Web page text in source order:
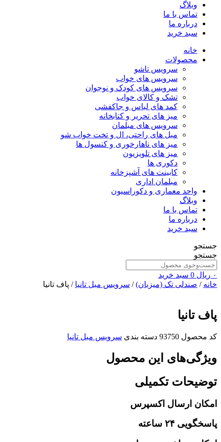
وبلاگ
تماس با ما
درباره ما
سبد خرید
خانه
محصولات
سرویس تاشو
سرویس های خواب
سرویس های کودک و نوجوان
تشک و کالای خواب
کمد های لباس و جاکفشی
میز های تحریر و کتابخانه
سرویس های مبلمان
مبل های راحتی، ال و تخت خواب شو
میز های ناهارخوری و کنسول ها
میز های تلویزیون
دکوری ها
کابینت های آشپزخانه
مبلمان اداری
واحد معماری و دکوراسیون
وبلاگ
تماس با ما
درباره ما
سبد خرید
جستجو
جستجو
۰ ریال 0 سبد خرید
خانه / صندلی تک (میزبان)/ سرویس مبل تانیا / پاف تانیا
پاف تانیا
کد محصول 93750 دسته بندی سرویس مبل تانیا
ویژگی‌های این محصول
توضیحات تکمیلی
امکان ارسال اکسپرس
پاسخگویی ۲۴ ساعته